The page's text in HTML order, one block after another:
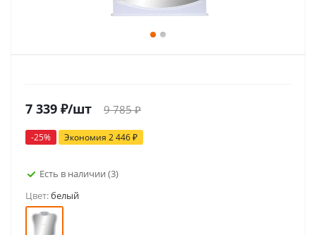
7 339 ₽/шт 9 785₽
-25% Экономия 2 446₽
Есть в наличии (3)
Цвет:белый